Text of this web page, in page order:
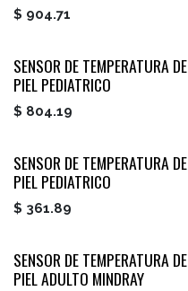
$ 904.71
SENSOR DE TEMPERATURA DE
PIEL PEDIATRICO
$ 804.19
SENSOR DE TEMPERATURA DE
PIEL PEDIATRICO
$ 361.89
SENSOR DE TEMPERATURA DE
PIEL ADULTO MINDRAY